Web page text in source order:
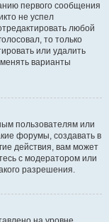
первого сообщения
не успел
любой
то только
или удалить
варианты
пользователям или
форумы, создавать в
действия, вам может
с модератором или
разрешения.